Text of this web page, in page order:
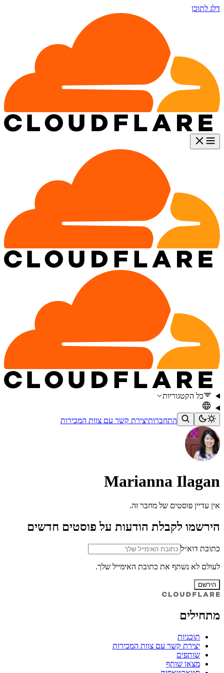
דלג לתוכן
כל הקטגוריות
התחברותיצירת קשר עם צוות המכירות
Marianna Ilagan
אין עדיין פוסטים של מחבר זה.
הירשמו לקבלת הודעות על פוסטים חדשים
כתובת דוא״ל
לעולם לא נשתף את כתובת האימייל שלך.
הירשם
מתחילים
תוכניות
יצירת קשר עם צוות המכירות
שותפים
מצאו שותף